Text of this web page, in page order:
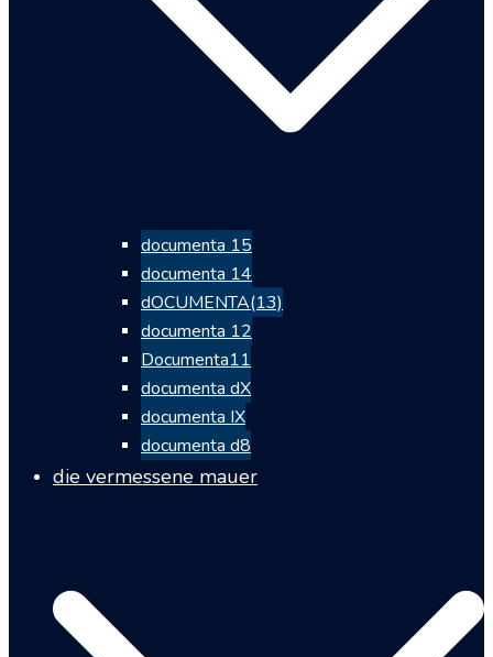
documenta 15
documenta 14
dOCUMENTA(13)
documenta 12
Documenta11
documenta dX
documenta IX
documenta d8
die vermessene mauer